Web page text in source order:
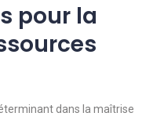
pour la
dans la maîtrise